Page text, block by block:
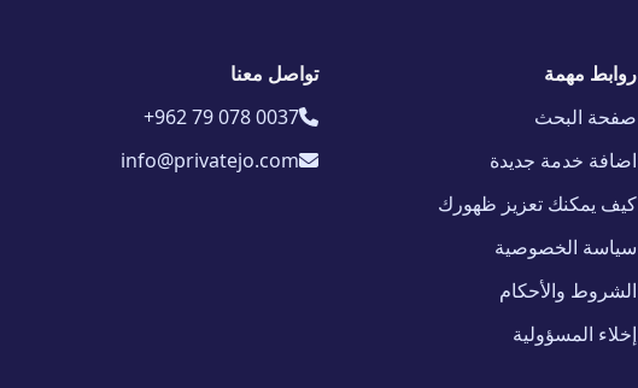
روابط مهمة
صفحة البحث
اضافة خدمة جديدة
كيف يمكنك تعزيز ظهورك
سياسة الخصوصية
الشروط والأحكام
إخلاء المسؤولية
تواصل معنا
+962 79 078 0037
info@privatejo.com